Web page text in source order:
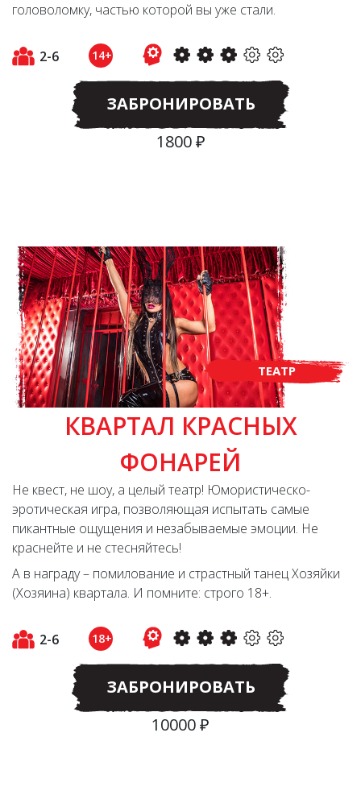
головоломку, частью которой вы уже стали.
2-6 14+
ЗАБРОНИРОВАТЬ
1800 ₽
ТЕАТР
КВАРТАЛ КРАСНЫХ
ФОНАРЕЙ
Не квест, не шоу, а целый театр! Юмористическо-
эротическая игра, позволяющая испытать самые
пикантные ощущения и незабываемые эмоции. Не
краснейте и не стесняйтесь!
А в награду – помилование и страстный танец Хозяйки
(Хозяина) квартала. И помните: строго 18+.
2-6 18+
ЗАБРОНИРОВАТЬ
10000 ₽